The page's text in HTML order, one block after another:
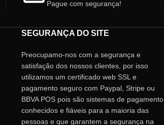
Pague com segurança!
SEGURANÇA DO SITE
Preocupamo-nos com a segurança e
satisfação dos nossos clientes, por isso
utilizamos um certificado web SSL e
pagamento seguro com Paypal, Stripe ou
BBVA POS pois são sistemas de pagamento
conhecidos e fiáveis ​​para a maioria das
pessoas e que garantem a segurança na